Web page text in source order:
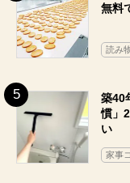
無料
読み
築40
慣」
い
家事